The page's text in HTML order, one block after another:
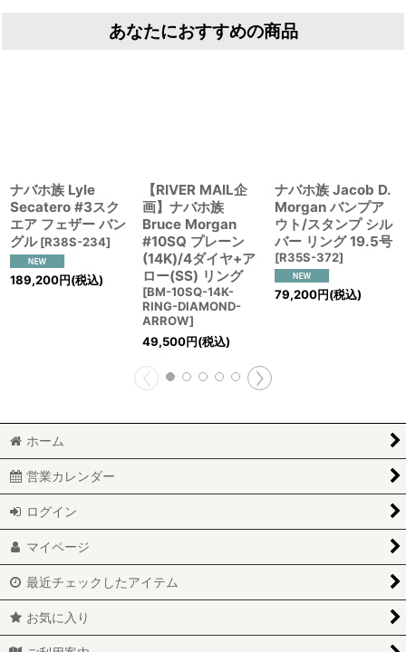
あなたにおすすめの商品
ナバホ族 Lyle
Secatero #3スク
エア フェザー バン
グル [R38S-234]
189,200円(税込)
【RIVER MAIL企
画】ナバホ族
Bruce Morgan
#10SQ プレーン
(14K)/4ダイヤ+ア
ロー(SS) リング
[BM-10SQ-14K-
RING-DIAMOND-
ARROW]
49,500円(税込)
ナバホ族 Jacob D.
Morgan バンプア
ウト/スタンプ シル
バー リング 19.5号
[R35S-372]
79,200円(税込)
ホーム
営業カレンダー
ログイン
マイページ
最近チェックしたアイテム
お気に入り